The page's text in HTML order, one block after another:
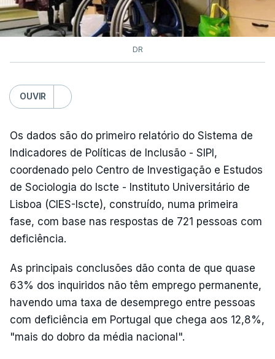
DR
OUVIR
Os dados são do primeiro relatório do Sistema de
Indicadores de Políticas de Inclusão - SIPI,
coordenado pelo Centro de Investigação e Estudos
de Sociologia do Iscte - Instituto Universitário de
Lisboa (CIES-Iscte), construído, numa primeira
fase, com base nas respostas de 721 pessoas com
deficiência.
As principais conclusões dão conta de que quase
63% dos inquiridos não têm emprego permanente,
havendo uma taxa de desemprego entre pessoas
com deficiência em Portugal que chega aos 12,8%,
"mais do dobro da média nacional".